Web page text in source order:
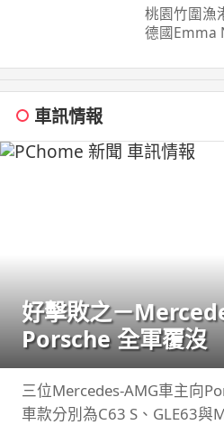
桃園竹圍漁
德國Emma
車訊情報
好擊敗之－
Porsche 全軍覆沒
三位Mercedes-AMG車主向
車款分別為C63 S、GLE63與